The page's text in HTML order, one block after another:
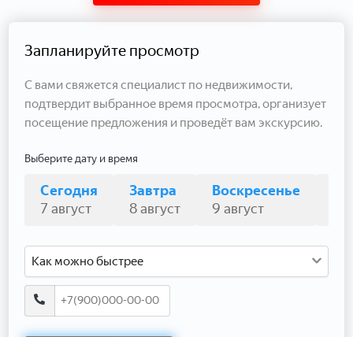
Запланируйте просмотр
С вами свяжется специалист по недвижимости,
подтвердит выбранное время просмотра, организует
посещение предложения и проведёт вам экскурсию.
Выберите дату и время
Сегодня
7 август
Завтра
8 август
Воскресенье
9 август
Как можно быстрее